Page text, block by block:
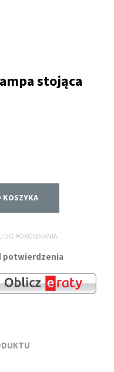
stojąca
KOSZYKA
DO PORÓWNANIA
potwierdzenia